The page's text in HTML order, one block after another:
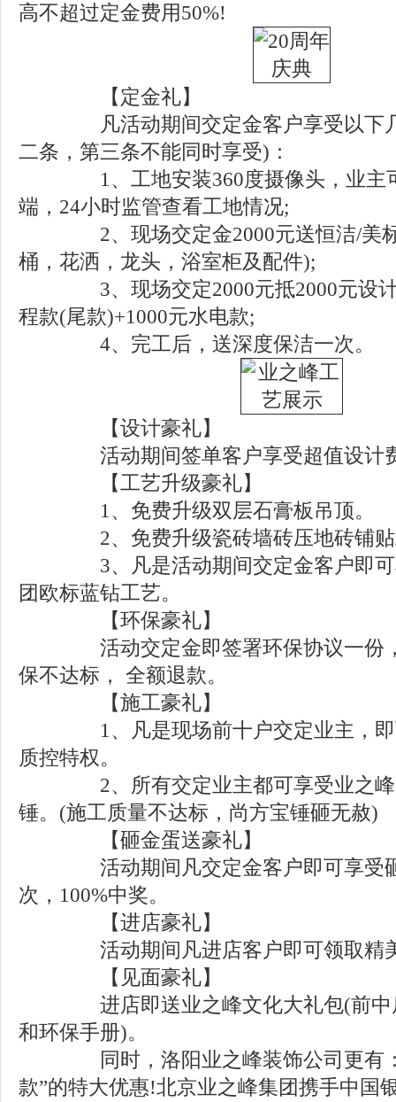
高不超过定金费用50%!
【定金礼】
凡活动期间交定金客户享受以下几
二条，第三条不能同时享受)：
1、工地安装360度摄像头，业主可
端，24小时监管查看工地情况;
2、现场交定金2000元送恒洁/美标
桶，花洒，龙头，浴室柜及配件);
3、现场交定2000元抵2000元设计
程款(尾款)+1000元水电款;
4、完工后，送深度保洁一次。
【设计豪礼】
活动期间签单客户享受超值设计费
【工艺升级豪礼】
1、免费升级双层石膏板吊顶。
2、免费升级瓷砖墙砖压地砖铺贴
3、凡是活动期间交定金客户即可
团欧标蓝钻工艺。
【环保豪礼】
活动交定金即签署环保协议一份，
保不达标， 全额退款。
【施工豪礼】
1、凡是现场前十户交定业主，即
质控特权。
2、所有交定业主都可享受业之峰
锤。(施工质量不达标，尚方宝锤砸无赦)
【砸金蛋送豪礼】
活动期间凡交定金客户即可享受砸
次，100%中奖。
【进店豪礼】
活动期间凡进店客户即可领取精美
【见面豪礼】
进店即送业之峰文化大礼包(前中
和环保手册)。
同时，洛阳业之峰装饰公司更有：
款”的特大优惠!北京业之峰集团携手中国